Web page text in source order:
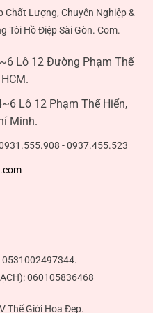
Chất Lượng, Chuyên Nghiệp &
Tôi Hồ Điệp Sài Gòn. Com.
Lô 12 Đường Phạm Thế
Lô 12 Phạm Thế Hiển,
Minh.
- 0937.455.523
0531002497344.
060105836468
Thế Giới Hoa Đẹp.